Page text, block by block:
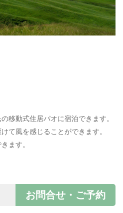
移動式住居パオに宿泊できます。
て風を感じることができます。
ます。
お問合せ・ご予約